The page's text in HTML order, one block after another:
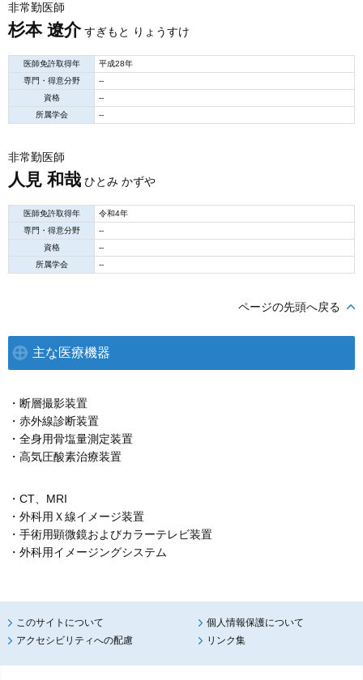
非常勤医師
杉本 遼介すぎもと りょうすけ
医師免許取得年
平成28年
専門・得意分野
--
資格
--
所属学会
--
非常勤医師
人見 和哉 ひとみ かずや
医師免許取得年
令和4年
専門・得意分野
--
資格
--
所属学会
--
ページの先頭へ戻る
主な医療機器
・断層撮影装置
・赤外線診断装置
・全身用骨塩量測定装置
・高気圧酸素治療装置
・CT、MRI
・外科用Ｘ線イメージ装置
・手術用顕微鏡およびカラーテレビ装置
・外科用イメージングシステム
このサイトについて
個人情報保護について
アクセシビリティへの配慮
リンク集